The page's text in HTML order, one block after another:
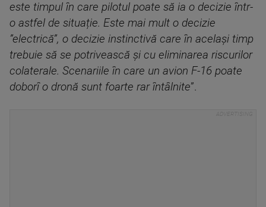
este timpul în care pilotul poate să ia o decizie într-
o astfel de situație. Este mai mult o decizie
”electrică”, o decizie instinctivă care în același timp
trebuie să se potrivească și cu eliminarea riscurilor
colaterale. Scenariile în care un avion F-16 poate
doborî o dronă sunt foarte rar întâlnite”.